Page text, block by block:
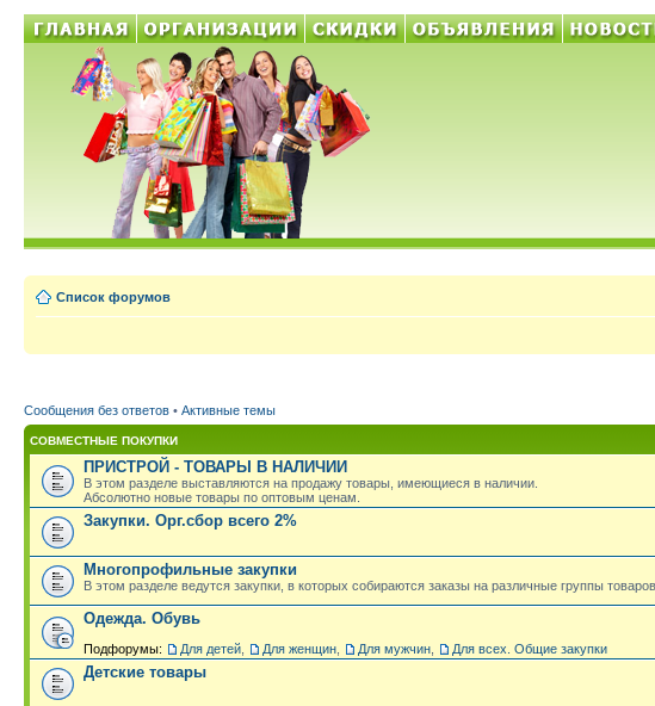
Список форумов
Сообщения без ответов • Активные темы
СОВМЕСТНЫЕ ПОКУПКИ
ПРИСТРОЙ - ТОВАРЫ В НАЛИЧИИ
В этом разделе выставляются на продажу товары, имеющиеся в наличии.
Абсолютно новые товары по оптовым ценам.
Закупки. Орг.сбор всего 2%
Многопрофильные закупки
В этом разделе ведутся закупки, в которых собираются заказы на различные группы товаров
Одежда. Обувь
Подфорумы: Для детей Для женщин Для мужчин Для всех. Общие закупки
Детские товары